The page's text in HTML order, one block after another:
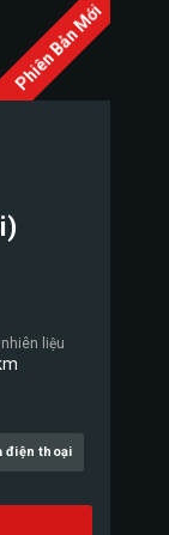
Phiên Bản Mới
liệu
điện thoại